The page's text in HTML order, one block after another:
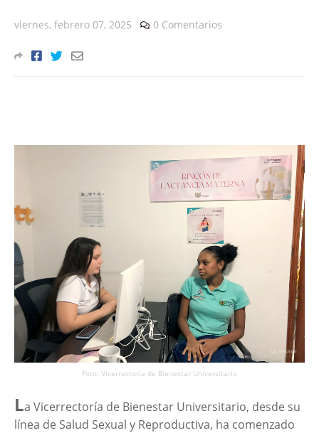
viernes, febrero 07, 2025 0 Comentarios
Foto: Vicerrectoría de Bienestar Universitario
La Vicerrectoría de Bienestar Universitario, desde su
línea de Salud Sexual y Reproductiva, ha comenzado